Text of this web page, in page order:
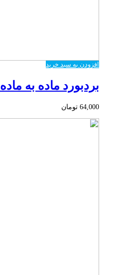
افزودن به سبد خرید
بردبورد ماده به ماده 30CM
64,000 تومان